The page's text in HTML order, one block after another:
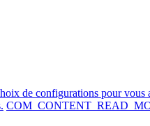
de configurations pour